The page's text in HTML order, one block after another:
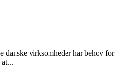
virksomheder har behov